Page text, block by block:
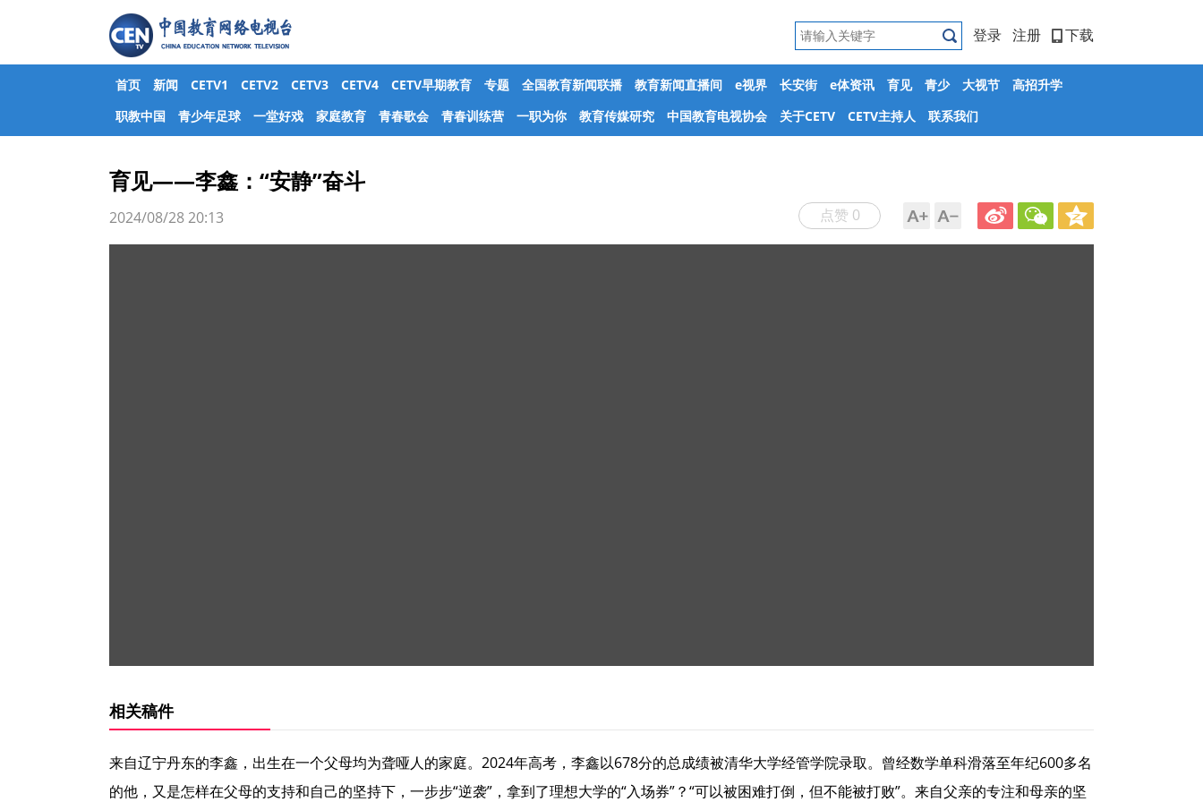
登录 注册 下载
首页 新闻 CETV1 CETV2 CETV3 CETV4 CETV早期教育 专题 全国教育新闻联播 教育新闻直播间 e视界 长安街 e体资讯 育见 青少 大视节
高招升学
职教中国
青少年足球 一堂好戏 家庭教育 青春歌会 青春训练营 一职为你 教育传媒研究 中国教育电视协会 关于CETV CETV主持人 联系我们
育见——李鑫：“安静”奋斗
点赞 0
2024/08/28 20:13
相关稿件
来自辽宁丹东的李鑫，出生在一个父母均为聋哑人的家庭。2024年高考，李鑫以678分的总成绩被清华大学经管学院录取。曾经数学单科滑落至年纪600多名
的他，又是怎样在父母的支持和自己的坚持下，一步步“逆袭”，拿到了理想大学的“入场券”？“可以被困难打倒，但不能被打败”。来自父亲的专注和母亲的坚